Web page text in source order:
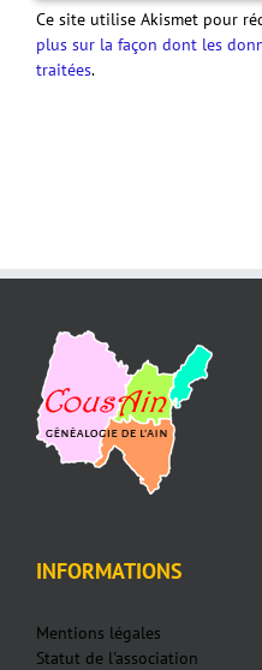
Ce site utilise Akismet pour
plus sur la façon dont les
traitées.
INFORMATIONS
Mentions légales
Statut de l'association